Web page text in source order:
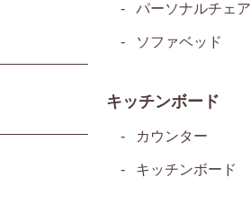
パーソナルチェア
ソファベッド
キッチンボード
カウンター
キッチンボード